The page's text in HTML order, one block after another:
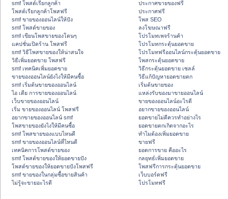
smf โพสต์เรียกลูกค้า
โพสต์เรียกลูกค้าโพสฟรี
smf ขายของออนไลน์ให้ปัง
smf โพสต์ขายของ
smf เขียนโพสขายของโดนๆ
แคปชั่นเปิดร้าน โพสฟรี
smf วิธีโพสขายของให้น่าสนใจ
วิธีเพิ่มยอดขาย โพสฟรี
smf เทคนิคเพิ่มยอดขาย
ขายของออนไลน์ยังไงให้มีคนซื้อ
smf เริ่มต้นขายของออนไลน์
ไอ เดีย การขายของออนไลน์
เว็บขายของออนไลน์
เริ่ม ขายของออนไลน์ โพสฟรี
อยากขายของออนไลน์ smf
โพสขายของยังไงให้มีคนซื้อ
smf โพสขายของแบบไหนดี
smf ขายของออนไลน์ที่ไหนดี
เทคนิคการโพสต์ขายของ
smf โพสต์ขายของให้ยอดขายปัง
โพสต์ขายของให้ยอดขายปังโพสฟรี
smf ขายของในกลุ่มซื้อขายสินค้า
ไม่รู้จะขายอะไรดี
ประกาศขายของฟรี
ประกาศฟรี
โพส SEO
ลงโฆษณาฟรี
โปรโมทเพจร้านค้า
โปรโมทกระตุ้นยอดขาย
โปรโมทฟรีออนไลน์กระตุ้นยอดขาย
โพสกระตุ้นยอดขาย
วิธีกระตุ้นยอดขาย เซลล์
วิธีแก้ปัญหายอดขายตก
เริ่มต้นขายของ
แหล่งรับของมาขายออนไลน์
ขายของออนไลน์อะไรดี
อยากขายของออนไลน์
ยอดขายไม่ดีควรทำอย่างไร
ยอดขายตกเกิดจากอะไร
ทำไมต้องเพิ่มยอดขาย
ขายฟรี
ยอดการขาย คืออะไร
กลยุทธ์เพิ่มยอดขาย
โพสฟรีการกระตุ้นยอดขาย
เว็บบอร์ดฟรี
โปรโมทฟรี